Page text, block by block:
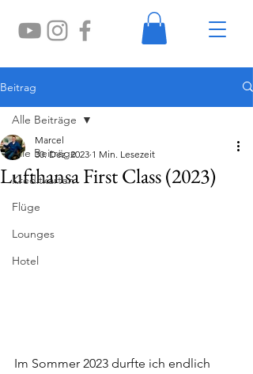
Beitrag
Alle Beiträge
Kreditkarten
Flüge
Lounges
Hotel
Alle Beiträge
Lufthansa First Class (2023)
Marcel
30. Dez. 2023 1 Min. Lesezeit
Im Sommer 2023 durfte ich endlich